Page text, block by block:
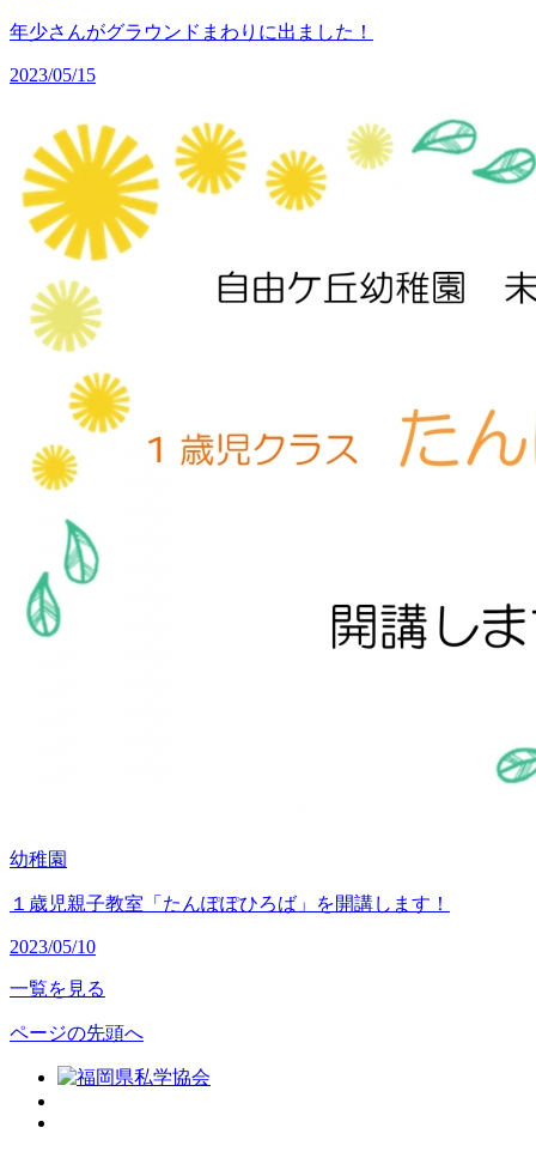
年少さんがグラウンドまわりに出ました！
2023/05/15
幼稚園
１歳児親子教室「たんぽぽひろば」を開講します！
2023/05/10
一覧を見る
ページの先頭へ